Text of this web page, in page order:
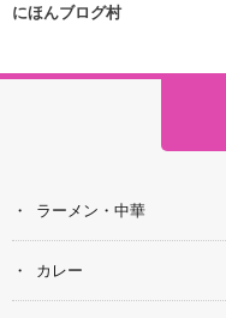
にほんブログ村
ラーメン・中華
カレー